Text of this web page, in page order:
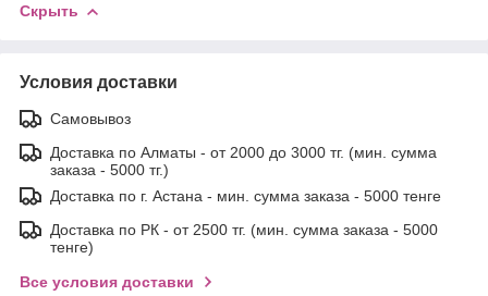
Скрыть
Условия доставки
Самовывоз
Доставка по Алматы - от 2000 до 3000 тг. (мин. сумма
заказа - 5000 тг.)
Доставка по г. Астана - мин. сумма заказа - 5000 тенге
Доставка по РК - от 2500 тг. (мин. сумма заказа - 5000
тенге)
Все условия доставки